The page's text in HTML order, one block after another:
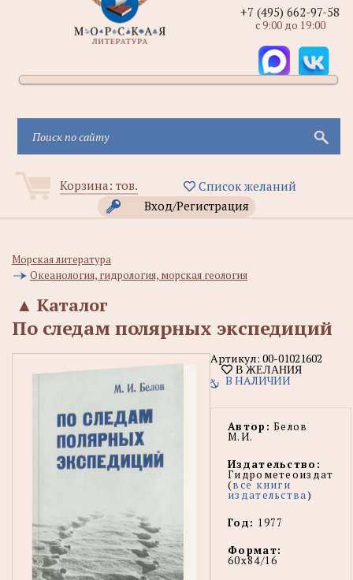
Корзина: тов.
Список желаний
Вход/Регистрация
+7 (495) 662-97-58
с 9:00 до 19:00
Морская литература
Океанология, гидрология, морская геология
Каталог
▲
По следам полярных экспедиций
Артикул: 00-01021602
В ЖЕЛАНИЯ
В НАЛИЧИИ
Автор: Белов
М.И.
Издательство:
Гидрометеоиздат
(все книги
издательства)
Год: 1977
Формат:
60х84/16